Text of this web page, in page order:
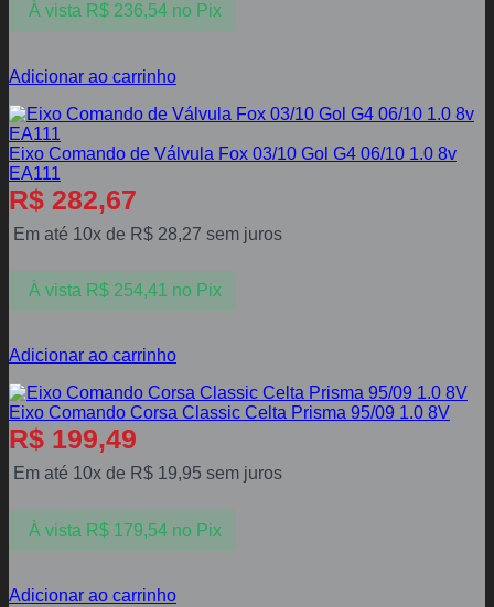
À vista R$236,54 no Pix
Adicionar ao carrinho
Eixo Comando de Válvula Fox 03/10 Gol G4 06/10 1.0 8v
EA111
R$ 282,67
Em até 10x de R$ 28,27 sem juros
À vista R$254,41 no Pix
Adicionar ao carrinho
Eixo Comando Corsa Classic Celta Prisma 95/09 1.0 8V
R$ 199,49
Em até 10x de R$ 19,95 sem juros
À vista R$179,54 no Pix
Adicionar ao carrinho